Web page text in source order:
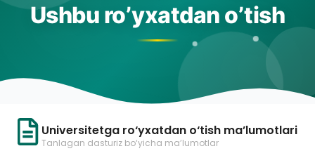
Ushbu ro’yxatdan o’tish
Universitetga ro‘yxatdan o‘tish ma’lumotlari
Tanlagan dasturiz bo‘yicha ma’lumotlar